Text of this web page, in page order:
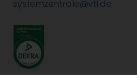
systemzentrale@vtl.de